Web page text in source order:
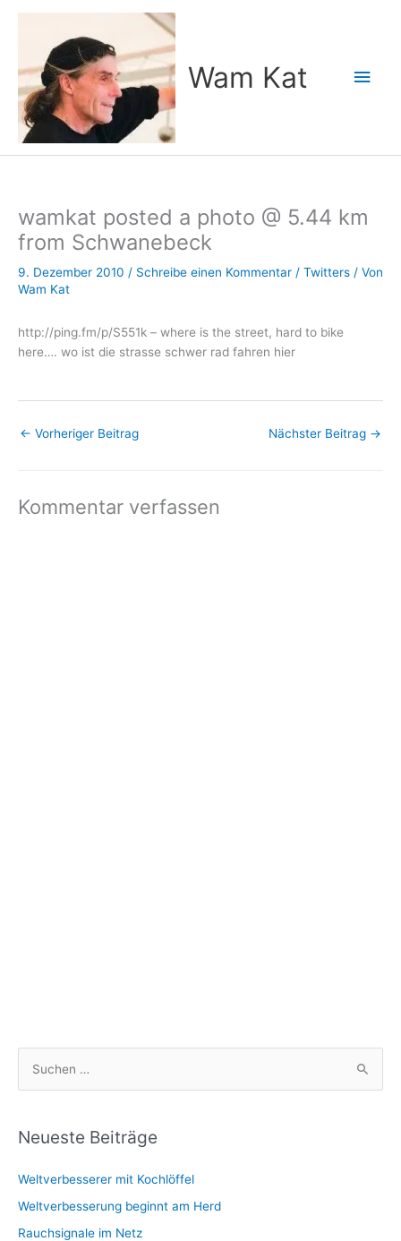
Wam Kat
wamkat posted a photo @ 5.44 km
from Schwanebeck
9. Dezember 2010 / Schreibe einen Kommentar / Twitters / Von
Wam Kat
http://ping.fm/p/S551k – where is the street, hard to bike
here…. wo ist die strasse schwer rad fahren hier
← Vorheriger Beitrag Nächster Beitrag →
Kommentar verfassen
h
n
n
a
Neueste Beiträge
Weltverbesserer mit Kochlöffel
Weltverbesserung beginnt am Herd
Rauchsignale im Netz